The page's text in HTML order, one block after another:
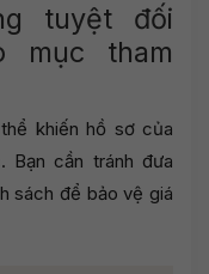
tuyệt đối
mục tham
khiến hồ sơ của
Bạn cần tránh đưa
sách để bảo vệ giá